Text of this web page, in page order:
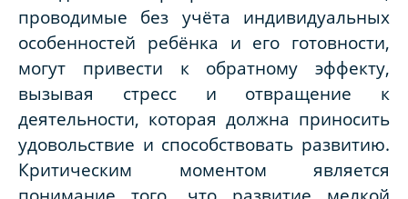
проводимые без учёта индивидуальных
особенностей ребёнка и его готовности,
могут привести к обратному эффекту,
вызывая стресс и отвращение к
деятельности, которая должна приносить
удовольствие и способствовать развитию.
Критическим моментом является